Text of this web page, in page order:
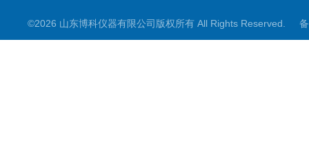
©2026 山东博科仪器有限公司版权所有 All Rights Reserved.